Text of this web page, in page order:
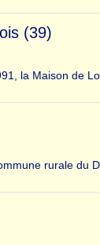
(39)
la Maison de
rurale du